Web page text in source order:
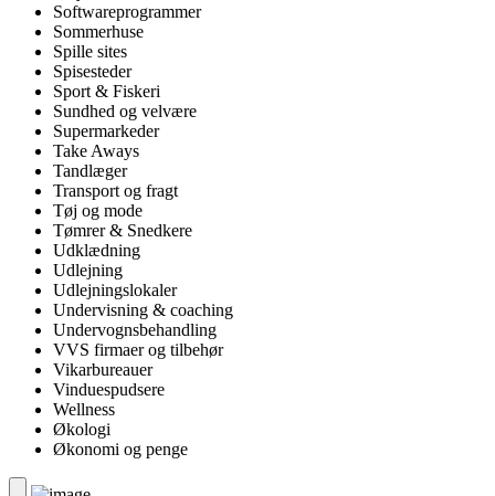
Softwareprogrammer
Sommerhuse
Spille sites
Spisesteder
Sport & Fiskeri
Sundhed og velvære
Supermarkeder
Take Aways
Tandlæger
Transport og fragt
Tøj og mode
Tømrer & Snedkere
Udklædning
Udlejning
Udlejningslokaler
Undervisning & coaching
Undervognsbehandling
VVS firmaer og tilbehør
Vikarbureauer
Vinduespudsere
Wellness
Økologi
Økonomi og penge